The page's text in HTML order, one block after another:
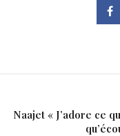
Naajet « J’adore ce